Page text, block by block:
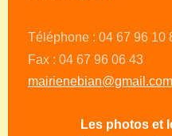
Téléphone : 04 67 96 10
Fax : 04 67 96 06 43
mairienebian@gmail.com
Les photos et